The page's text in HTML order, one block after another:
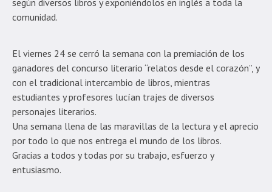
comunidad.
El viernes 24 se cerró la semana con la premiación de los
ganadores del concurso literario “relatos desde el corazón”, y
con el tradicional intercambio de libros, mientras
estudiantes y profesores lucían trajes de diversos
personajes literarios.
Una semana llena de las maravillas de la lectura y el aprecio
por todo lo que nos entrega el mundo de los libros.
Gracias a todos y todas por su trabajo, esfuerzo y
entusiasmo.